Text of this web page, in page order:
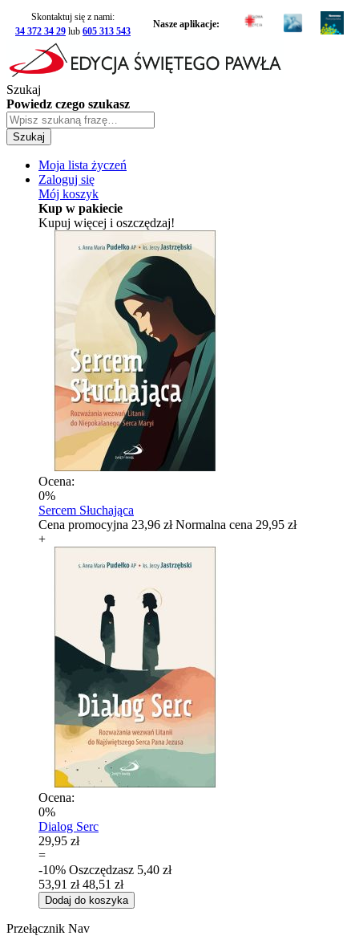
Skontaktuj się z nami:
34 372 34 29 lub 605 313 543
Nasze aplikacje:
Szukaj
Powiedz czego szukasz
Szukaj
Moja lista życzeń
Zaloguj się
Mój koszyk
Kup w pakiecie
Kupuj więcej i oszczędzaj!
Ocena:
0%
Sercem Słuchająca
Cena promocyjna 23,96 zł Normalna cena 29,95 zł
+
Ocena:
0%
Dialog Serc
29,95 zł
=
-10% Oszczędzasz 5,40 zł
53,91 zł 48,51 zł
Dodaj do koszyka
Przełącznik Nav